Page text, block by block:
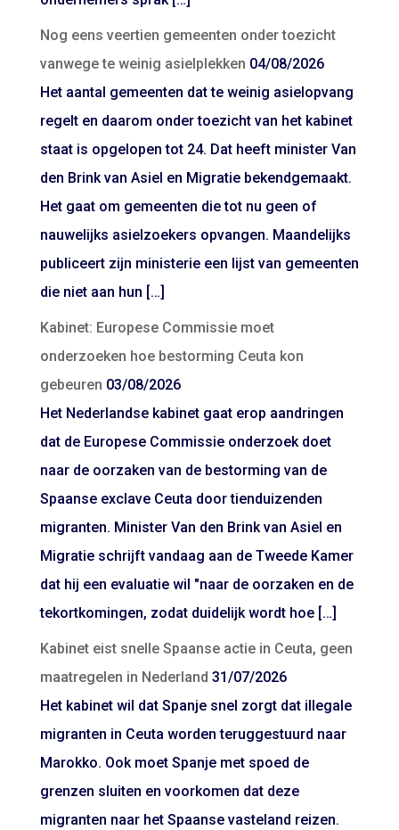
Nog eens veertien gemeenten onder toezicht
vanwege te weinig asielplekken 04/08/2026
Het aantal gemeenten dat te weinig asielopvang
regelt en daarom onder toezicht van het kabinet
staat is opgelopen tot 24. Dat heeft minister Van
den Brink van Asiel en Migratie bekendgemaakt.
Het gaat om gemeenten die tot nu geen of
nauwelijks asielzoekers opvangen. Maandelijks
publiceert zijn ministerie een lijst van gemeenten
die niet aan hun […]
Kabinet: Europese Commissie moet
onderzoeken hoe bestorming Ceuta kon
gebeuren 03/08/2026
Het Nederlandse kabinet gaat erop aandringen
dat de Europese Commissie onderzoek doet
naar de oorzaken van de bestorming van de
Spaanse exclave Ceuta door tienduizenden
migranten. Minister Van den Brink van Asiel en
Migratie schrijft vandaag aan de Tweede Kamer
dat hij een evaluatie wil "naar de oorzaken en de
tekortkomingen, zodat duidelijk wordt hoe […]
Kabinet eist snelle Spaanse actie in Ceuta, geen
maatregelen in Nederland 31/07/2026
Het kabinet wil dat Spanje snel zorgt dat illegale
migranten in Ceuta worden teruggestuurd naar
Marokko. Ook moet Spanje met spoed de
grenzen sluiten en voorkomen dat deze
migranten naar het Spaanse vasteland reizen.